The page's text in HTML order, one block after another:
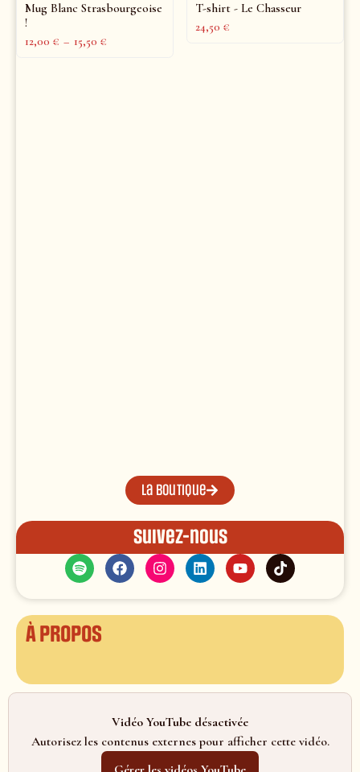
Mug Blanc Strasbourgeoise
!
12,00 € – 15,50 €
T-shirt - Le Chasseur
24,50 €
La boutique
Suivez-nous
À propos
Vidéo YouTube désactivée
Autorisez les contenus externes pour afficher cette vidéo.